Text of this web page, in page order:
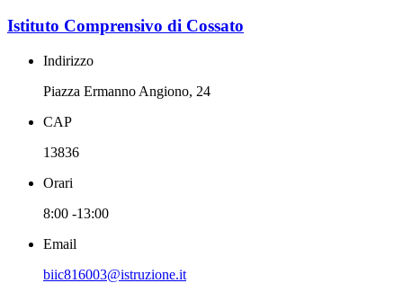
Istituto Comprensivo di Cossato
Indirizzo
Piazza Ermanno Angiono, 24
CAP
13836
Orari
8:00 -13:00
Email
biic816003@istruzione.it